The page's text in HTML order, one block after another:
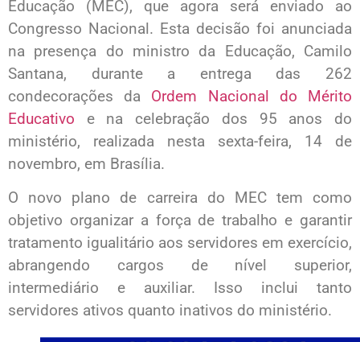
Educação (MEC), que agora será enviado ao
Congresso Nacional. Esta decisão foi anunciada
na presença do ministro da Educação, Camilo
Santana, durante a entrega das 262
condecorações da Ordem Nacional do Mérito
Educativo e na celebração dos 95 anos do
ministério, realizada nesta sexta-feira, 14 de
novembro, em Brasília.
O novo plano de carreira do MEC tem como
objetivo organizar a força de trabalho e garantir
tratamento igualitário aos servidores em exercício,
abrangendo cargos de nível superior,
intermediário e auxiliar. Isso inclui tanto
servidores ativos quanto inativos do ministério.